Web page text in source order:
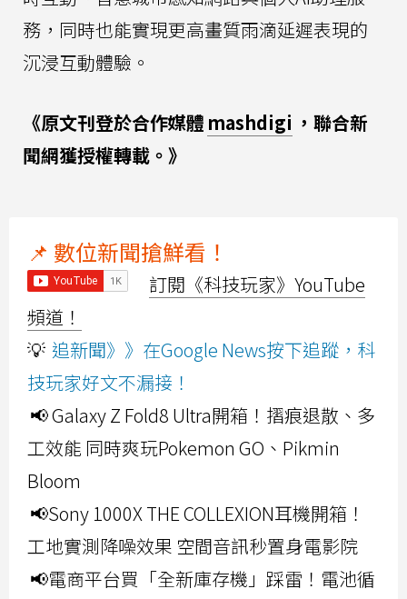
務，同時也能實現更高畫質雨滴延遲表現的
沉浸互動體驗。
《原文刊登於合作媒體 mashdigi ，聯合新
聞網獲授權轉載。》
📌 數位新聞搶鮮看！
訂閱《科技玩家》YouTube
頻道！
💡 追新聞》》在Google News按下追蹤，科
技玩家好文不漏接！
📢 Galaxy Z Fold8 Ultra開箱！摺痕退散、多
工效能 同時爽玩Pokemon GO、Pikmin
Bloom
📢Sony 1000X THE COLLEXION耳機開箱！
工地實測降噪效果 空間音訊秒置身電影院
📢電商平台買「全新庫存機」踩雷！電池循